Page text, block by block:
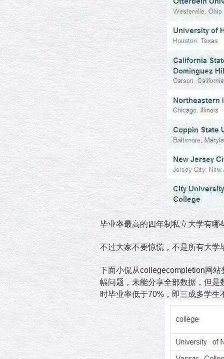
毕业率最高的四年制私立大学有哪
不过大家不要惊慌，不是所有大
下面小侃从collegecompletion网
幅问题，未能分享全部数据，但
时毕业率低于70%，即三成多学